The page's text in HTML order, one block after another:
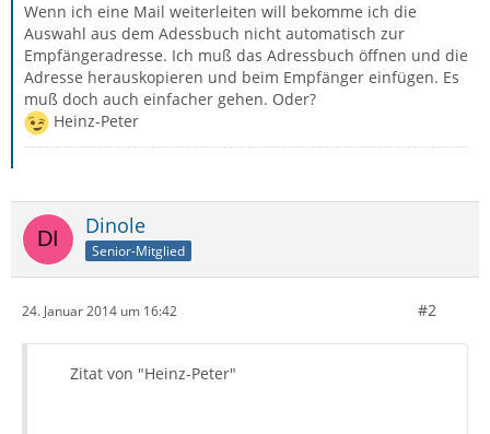
Wenn ich eine Mail weiterleiten will bekomme ich die
Auswahl aus dem Adessbuch nicht automatisch zur
Empfängeradresse. Ich muß das Adressbuch öffnen und die
Adresse herauskopieren und beim Empfänger einfügen. Es
muß doch auch einfacher gehen. Oder?
Heinz-Peter
Dinole
Senior-Mitglied
24. Januar 2014 um 16:42 #2
Zitat von "Heinz-Peter"